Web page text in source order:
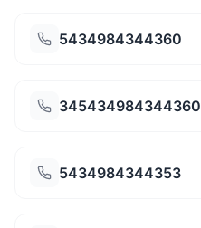
5434984344360
345434984344360
5434984344353